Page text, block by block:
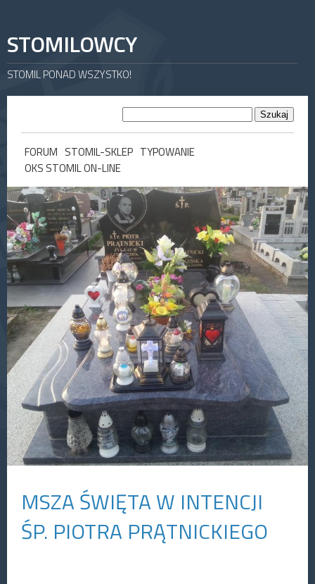
STOMILOWCY
STOMIL PONAD WSZYSTKO!
FORUM STOMIL-SKLEP TYPOWANIE
OKS STOMIL ON-LINE
MSZA ŚWIĘTA W INTENCJI
ŚP. PIOTRA PRĄTNICKIEGO